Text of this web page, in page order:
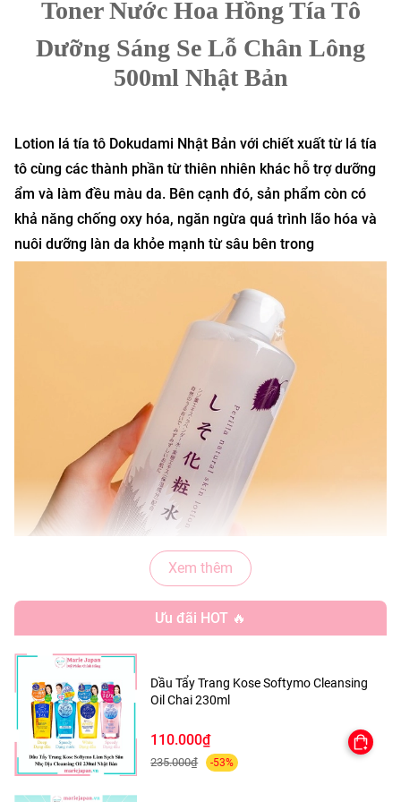
Toner Nước Hoa Hồng Tía Tô
Dưỡng Sáng Se Lỗ Chân Lông
500ml Nhật Bản
Lotion lá tía tô Dokudami Nhật Bản với chiết xuất từ lá tía
tô cùng các thành phần từ thiên nhiên khác hỗ trợ dưỡng
ẩm và làm đều màu da. Bên cạnh đó, sản phẩm còn có
khả năng chống oxy hóa, ngăn ngừa quá trình lão hóa và
nuôi dưỡng làn da khỏe mạnh từ sâu bên trong
CÔNG DỤNG:
- Giúp cân bằng độ pH cho da, tăng cường khả năng hấp
thu dưỡng chất từ các sản phẩm dưỡng
- Làm sạch da, giảm bã nhờn, cải thiện thu nhỏ lỗ chân
lông, giúp thông thoáng hơn, giảm nguy cơ gây mụn
Xem thêm
Ưu đãi HOT 🔥
Dầu Tẩy Trang Kose Softymo Cleansing
Oil Chai 230ml
110.000₫
235.000₫ -53%